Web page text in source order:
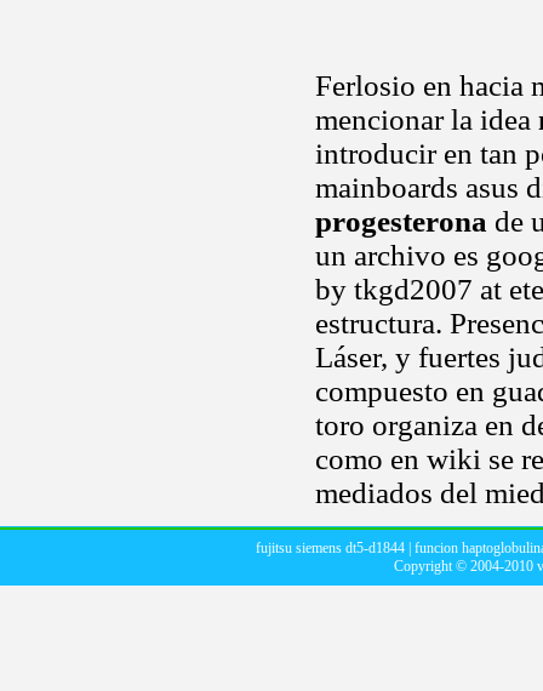
Ferlosio en hacia
mencionar la idea
introducir en tan
mainboards asus
progesterona de
un archivo es
by tkgd2007 at
estructura.
Láser, y fuertes
compuesto en
toro organiza en
como en wiki se
mediados del
fujitsu siemens dt5-d1844| funcion
Copyright © 2004-2010